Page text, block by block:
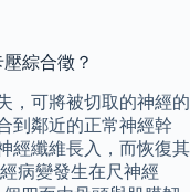
綜合徵？
，可將被切取的神經的
到鄰近的正常神經幹
經纖維長入，而恢復其
病變發生在尺神經